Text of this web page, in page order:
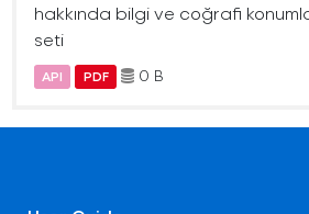
hakkında bilgi ve coğrafi
seti
API PDF 0 B